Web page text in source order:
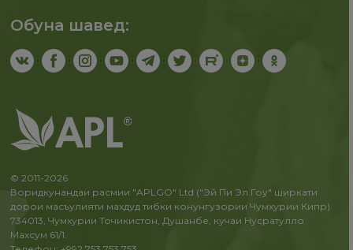
Обуна шавед:
© 2011-2026
Воридкунандаи расмии "APLGO" Ltd ("Эй Пи Эл Гоу" ширкати
дорои масъулияти махдуд тибки конунгузории Чумхурии Кипр)
734013, Чумхурии Точикистон, Душанбе, кучаи Нусратулло
Махсум 61/1.